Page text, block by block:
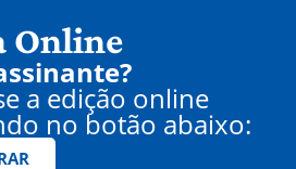
Online
a edição online
no botão abaixo: